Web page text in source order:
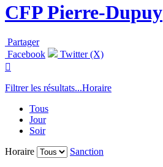
CFP Pierre-Dupuy
Partager
Facebook
Twitter (X)

Filtrer les résultats...Horaire
Tous
Jour
Soir
Horaire
Sanction